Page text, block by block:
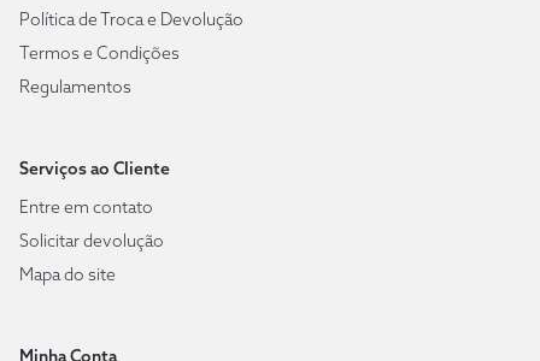
Política de Troca e Devolução
Termos e Condições
Regulamentos
Serviços ao Cliente
Entre em contato
Solicitar devolução
Mapa do site
Minha Conta